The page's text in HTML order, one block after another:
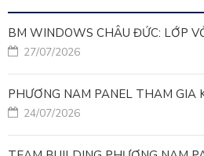
27/07/2026
24/07/2026